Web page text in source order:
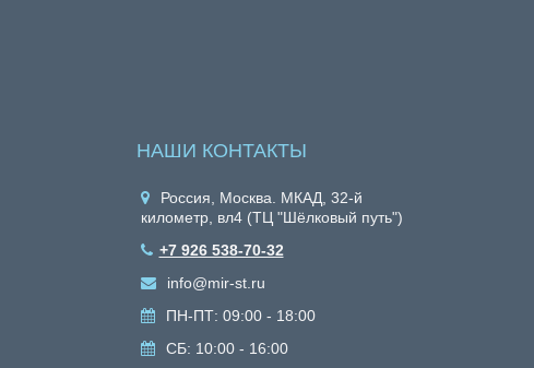
НАШИ КОНТАКТЫ
Россия, Москва. МКАД, 32-й
километр, вл4 (ТЦ "Шёлковый путь")
+7 926 538-70-32
info@mir-st.ru
ПН-ПТ: 09:00 - 18:00
СБ: 10:00 - 16:00